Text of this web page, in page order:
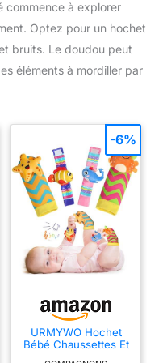
commence à explorer
Optez pour un hochet
bruits. Le doudou peut
éléments à mordiller par
URMYWO Hochet
Bébé Chaussettes Et
-6%